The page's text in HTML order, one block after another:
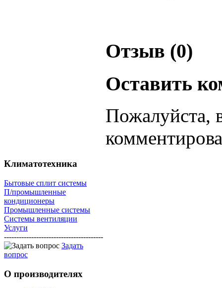
Отзыв (0)
Оставить
Пожалуйста,
Климатотехника
Бытовые сплит системы
П/промышленные
кондиционеры
Промышленные системы
Системы вентиляции
Услуги
----------------------------------------
Задать
вопрос
О производителях